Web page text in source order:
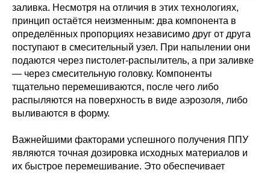
заливка. Несмотря на отличия в этих технологиях,
принцип остаётся неизменным: два компонента в
определённых пропорциях независимо друг от друга
поступают в смесительный узел. При напылении они
подаются через пистолет-распылитель, а при заливке
— через смесительную головку. Компоненты
тщательно перемешиваются, после чего либо
распыляются на поверхность в виде аэрозоля, либо
выливаются в форму.
Важнейшими факторами успешного получения ППУ
являются точная дозировка исходных материалов и
их быстрое перемешивание. Это обеспечивает